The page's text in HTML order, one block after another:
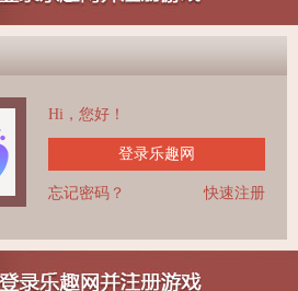
Hi，您好！
登录乐趣网
快速注册
忘记密码？